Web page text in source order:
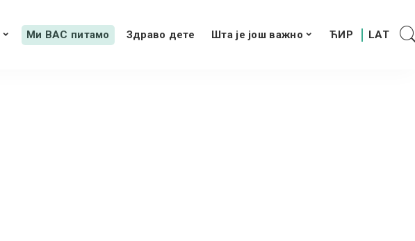
Ми ВАС питамо Здраво дете Шта је још важно